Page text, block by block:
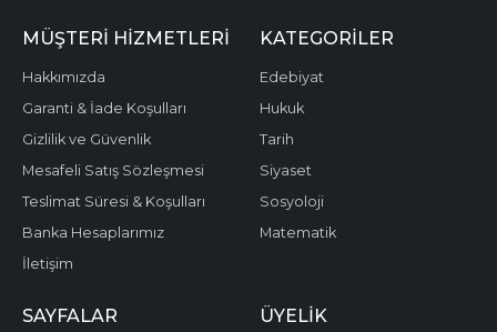
MÜŞTERI HIZMETLERI
Hakkımızda
Garanti & İade Koşulları
Gizlilik ve Güvenlik
Mesafeli Satış Sözleşmesi
Teslimat Süresi & Koşulları
Banka Hesaplarımız
İletişim
KATEGORILER
Edebiyat
Hukuk
Tarih
Siyaset
Sosyoloji
Matematik
SAYFALAR ÜYELIK